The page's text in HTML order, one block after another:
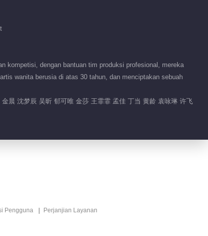
penerjang ombak
郁可唯郑希怡迟到慌张极了
01:40
kompetisi, dengan bantuan tim produksi profesional, mereka
wanita berusia di atas 30 tahun, dan menciptakan sebuah
晨 沈梦辰 吴昕 郁可唯 金莎 王霏霏 孟佳 丁当 黄龄 袁咏琳 许飞
Pengguna Perjanjian Layanan